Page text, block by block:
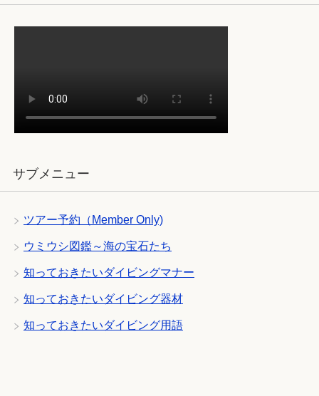
サブメニュー
ツアー予約（Member Only)
ウミウシ図鑑～海の宝石たち
知っておきたいダイビングマナー
知っておきたいダイビング器材
知っておきたいダイビング用語